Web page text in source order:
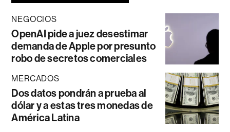
NEGOCIOS
OpenAI pide a juez desestimar
demanda de Apple por presunto
robo de secretos comerciales
MERCADOS
Dos datos pondrán a prueba al
dólar y a estas tres monedas de
América Latina